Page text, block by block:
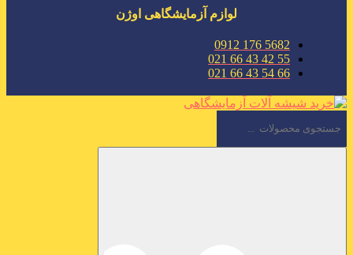
لوازم آزمایشگاهی اوژن
5682 176 0912
55 42 43 66 021
66 54 43 66 021